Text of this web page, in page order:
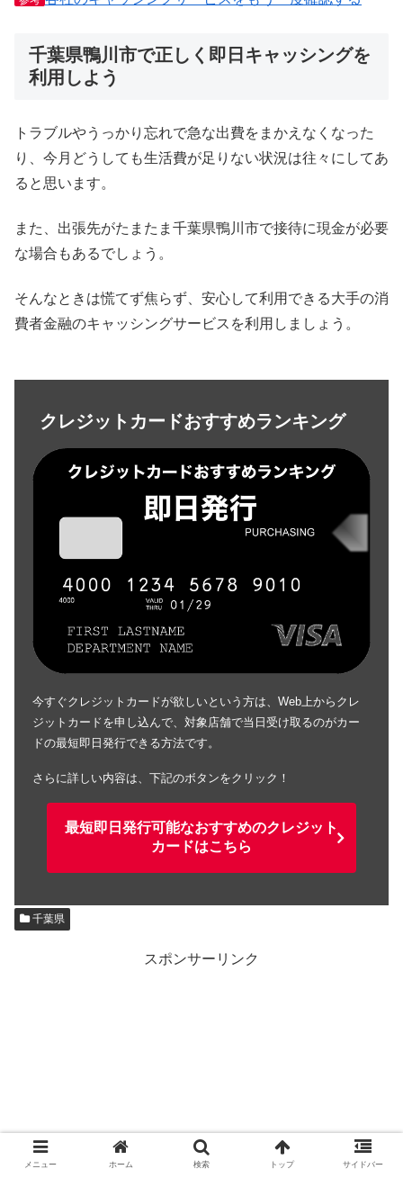
千葉県鴨川市で正しく即日キャッシングを
利用しよう
トラブルやうっかり忘れで急な出費をまかえなくなった
り、今月どうしても生活費が足りない状況は往々にしてあ
ると思います。
また、出張先がたまたま千葉県鴨川市で接待に現金が必要
な場合もあるでしょう。
そんなときは慌てず焦らず、安心して利用できる大手の消
費者金融のキャッシングサービスを利用しましょう。
クレジットカードおすすめランキング
今すぐクレジットカードが欲しいという方は、Web上からクレ
ジットカードを申し込んで、対象店舗で当日受け取るのがカー
ドの最短即日発行できる方法です。
さらに詳しい内容は、下記のボタンをクリック！
最短即日発行可能なおすすめのクレジット
カードはこちら
千葉県
スポンサーリンク
メニュー ホーム 検索 トップ サイドバー